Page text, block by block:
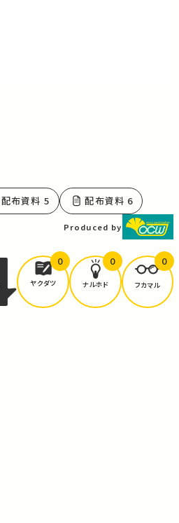
配布資料 5
配布資料 6
Produced by
ヤクダツ
0
ナルホド
0
フカマル
0